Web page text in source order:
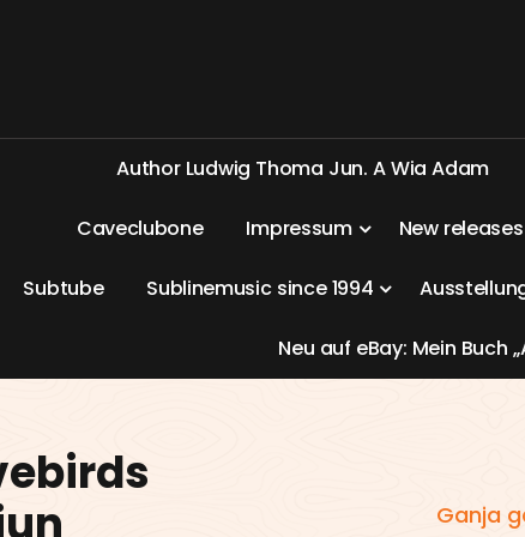
Author Ludwig Thoma Jun. AWia Adam
Caveclubone Impressum New releases
Subtube Sublinemusic since1994 Ausstellun
Neu auf eBay: Mein Buch „
Ganja